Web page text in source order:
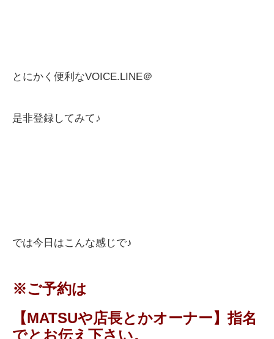
とにかく便利なVOICE.LINE＠
是非登録してみて♪
では今日はこんな感じで♪
※ご予約は
【MATSUや店長とかオーナー】指名
でとお伝え下さい。